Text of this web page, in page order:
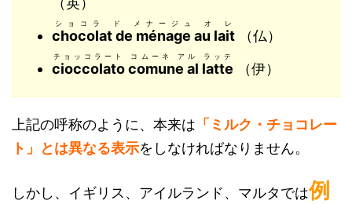
chocolat de ménage au lait
ショコラ ド メナージュ オ レ
（仏）
cioccolato comune al latte
チョッコラート コムーネ アル ラッテ
（伊）
上記の呼称のように、本来は 「ミルク・チョコレー
ト」とは異なる表示をしなければなりません。
しかし、 イギリス、アイルランド、マルタでは例